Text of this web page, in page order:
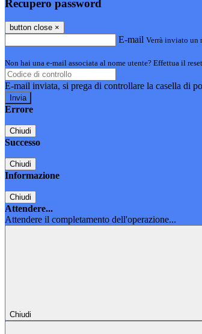
Recupero password
button close ×
E-mail Verrà inviato un
Non hai una e-mail associata al nome utente? Effettua il
E-mail inviata, si prega di controllare la casella di
Errore
Chiudi
Successo
Chiudi
Informazione
Chiudi
Attendere...
Attendere il completamento dell'operazione...
Chiudi